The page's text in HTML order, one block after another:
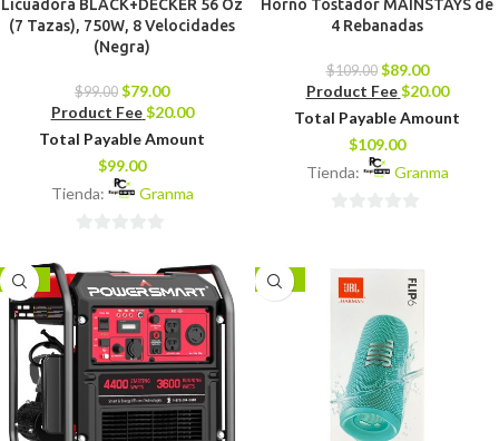
Licuadora BLACK+DECKER 56 Oz
(7 Tazas), 750W, 8 Velocidades
(Negra)
$99.00 $79.00
Product Fee $20.00
Total Payable Amount
$99.00
Tienda:
Granma
de
5
Horno Tostador MAINSTAYS de
4 Rebanadas
$109.00 $89.00
Product Fee $20.00
Total Payable Amount
$109.00
Tienda:
Granma
5
-38% -27%